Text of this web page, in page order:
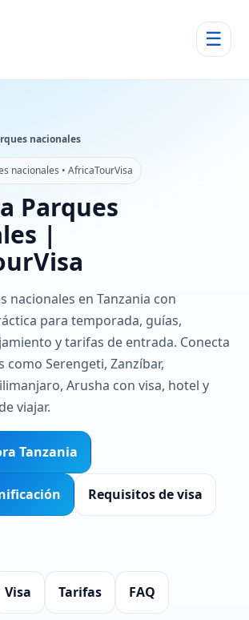
☰
nacionales
nacionales • AfricaTourVisa
Parques
|
nacionales en Tanzania con
para temporada, guías,
y tarifas de entrada. Conecta
como Serengeti, Zanzíbar,
Arusha con visa, hotel y
viajar.
Tanzania
Requisitos de visa
Visa Tarifas FAQ